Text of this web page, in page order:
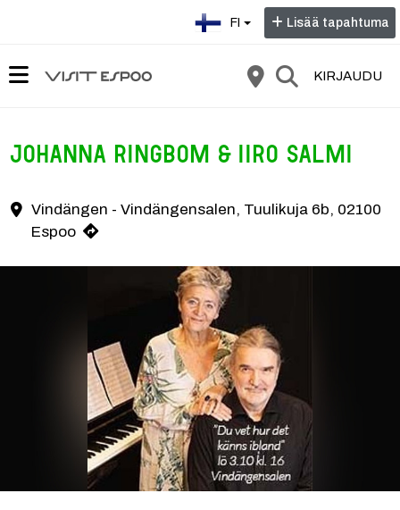
FI Lisää tapahtuma
KIRJAUDU
Johanna Ringbom & Iiro Salmi
“DU VET HUR DET KÄNNS IBLAND” en OLLE ADOLPHSON -
Yhteystiedot
Vindängen - Vindängensalen, Tuulikuja 6b, 02100
Espoo